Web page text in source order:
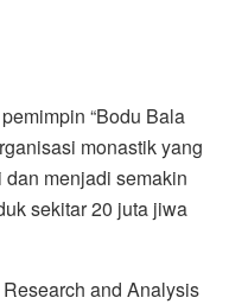
“Bodu Bala
monastik yang
menjadi semakin
sekitar 20 juta jiwa
and Analysis